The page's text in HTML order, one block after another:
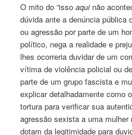
O mito do “issoaquinão
dúvida ante a denúncia pública
ou agressão por parte de um
político, nega a realidade e
lhes ocorreria duvidar de um
vítima de violência policial ou
parte de um grupo fascista e
explicar detalhadamente como
tortura para verificar sua
agressão sexista a uma
dotam da legitimidade para